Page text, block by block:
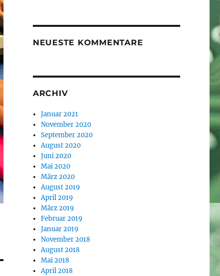
NEUESTE KOMMENTARE
ARCHIV
Januar 2021
November 2020
September 2020
August 2020
Juni 2020
Mai 2020
März 2020
August 2019
April 2019
März 2019
Februar 2019
Januar 2019
November 2018
August 2018
Mai 2018
April 2018